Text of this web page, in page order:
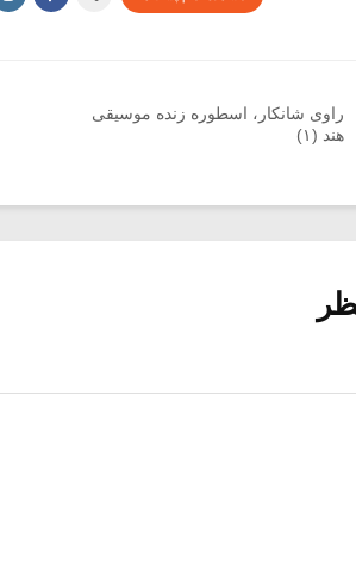
راوی شانکار، اسطوره زنده موسیقی
هند (۱)